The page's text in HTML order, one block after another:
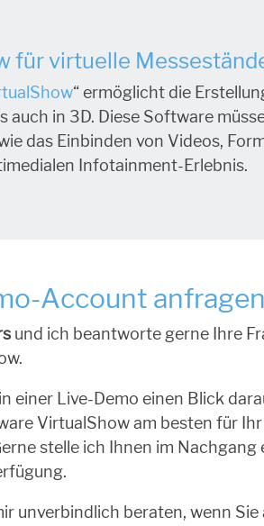
für virtuelle
“ ermöglicht die
auch in 3D. Diese Software
das Einbinden von Videos,
Infotainment-Erlebnis.
Account anfragen
und ich beantworte gerne Ihre
einer Live-Demo einen Blick
VirtualShow am besten für Ihr
stelle ich Ihnen im Nachgang
unverbindlich beraten, wenn Sie